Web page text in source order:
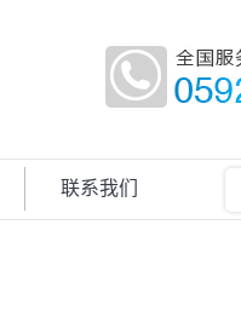
联系我们